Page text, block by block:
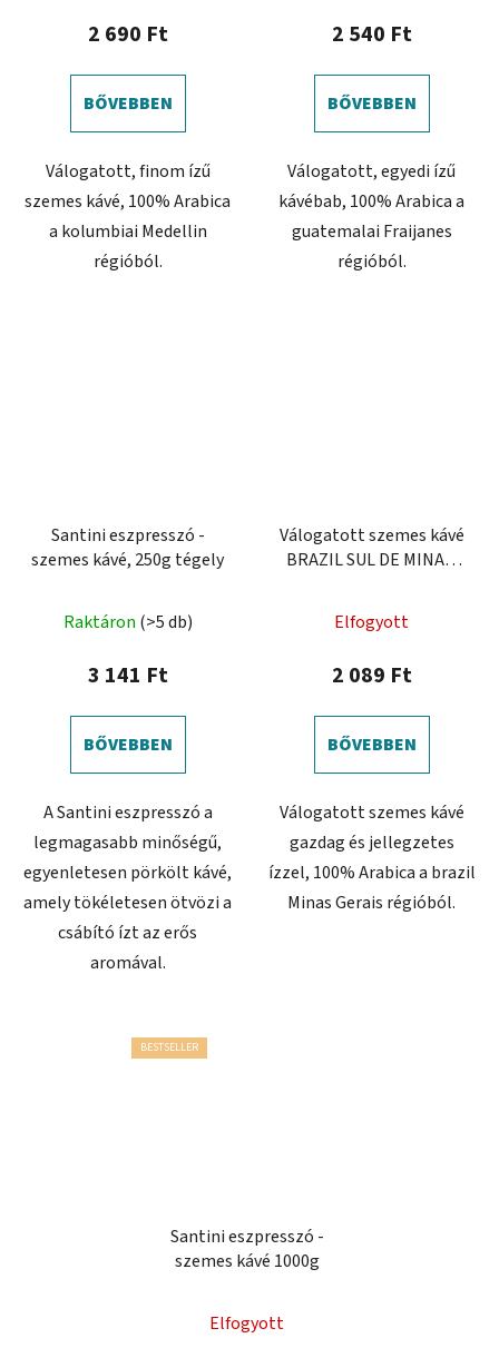
2 690 Ft
BŐVEBBEN
Válogatott, finom ízű
szemes kávé, 100% Arabica
a kolumbiai Medellin
régióból.
2 540 Ft
BŐVEBBEN
Válogatott, egyedi ízű
kávébab, 100% Arabica a
guatemalai Fraijanes
régióból.
Santini eszpresszó -
szemes kávé, 250g tégely
Raktáron (>5 db)
3 141 Ft
BŐVEBBEN
A Santini eszpresszó a
legmagasabb minőségű,
egyenletesen pörkölt kávé,
amely tökéletesen ötvözi a
csábító ízt az erős
aromával.
Válogatott szemes kávé
BRAZIL SUL DE MINAS,
Elfogyott
2 089 Ft
BŐVEBBEN
Válogatott szemes kávé
gazdag és jellegzetes
ízzel, 100% Arabica a brazil
Minas Gerais régióból.
BESTSELLER
Santini eszpresszó -
szemes kávé 1000g
termék
Elfogyott